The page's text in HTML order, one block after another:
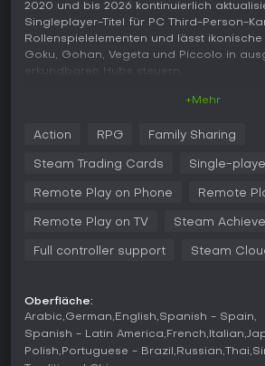
2020 und bis 2026 kontinuierlich
Singleplayer-Titel für PC Third-Person-
Rollenspielelementen und lässt
Goku, Gohan, Vegeta und Piccolo in
erkundbaren Hubs steuern.
Fortschritt durch storygetriebene Sagas,
Erkundung und Kämpfen. Spieler
Fahrzeugen. Der Kampf basiert auf
freigeschaltet werden, sowie einem Skill-
seltene Regenbogen-Varianten -
Nachsetzen von Feinden.
Neben dem Kämpfen bietet das Spiel
wie Angeln mit Quick-Time-Events oder
+Mehr
Action RPG Family Sharing
Steam Trading Cards Single-
Remote Play on Phone Remote
Remote Play on TV Steam
Full controller support Steam
Oberfläche:
Arabic German English Spanish - Spain
Spanish - Latin America French Italian
Polish Portuguese - Brazil Russian Thai